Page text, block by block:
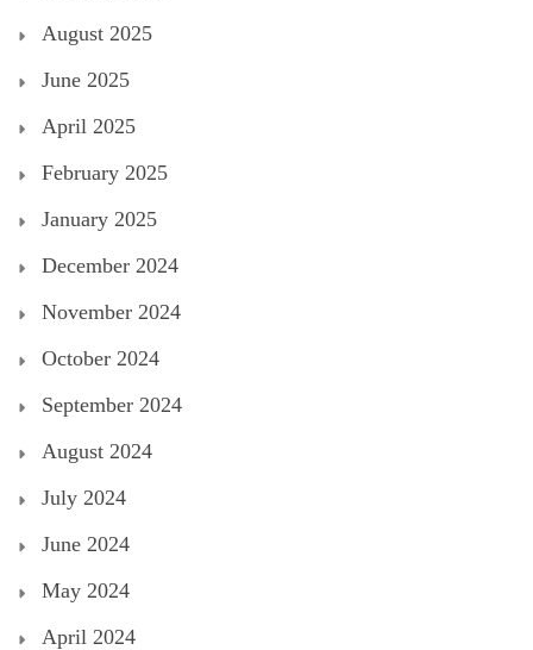
August 2025
June 2025
April 2025
February 2025
January 2025
December 2024
November 2024
October 2024
September 2024
August 2024
July 2024
June 2024
May 2024
April 2024